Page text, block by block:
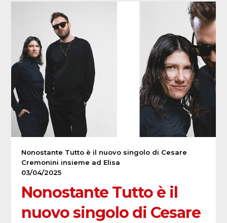
Nonostante Tutto è il nuovo singolo di Cesare
Cremonini insieme ad Elisa
03/04/2025
Nonostante Tutto è il
nuovo singolo di Cesare